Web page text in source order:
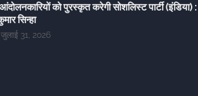
को पुरस्कृत करेगी सोशलिस्ट पार्टी (इंडिया) :
सिन्हा
31, 2026